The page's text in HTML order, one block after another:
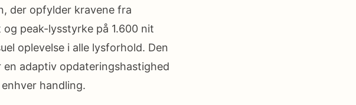
der opfylder kravene fra
peak-lysstyrke på 1.600 nit
oplevelse i alle lysforhold. Den
adaptiv opdateringshastighed
handling.